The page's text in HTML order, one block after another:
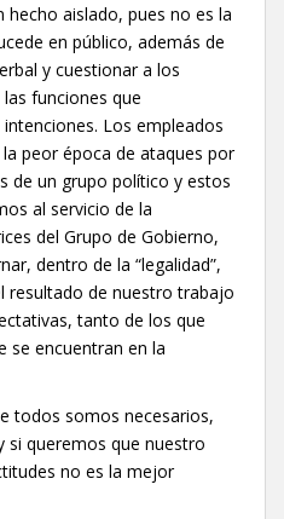
aislado, pues no es la
en público, además de
y cuestionar a los
funciones que
Los empleados
peor época de ataques por
de un grupo político y estos
al servicio de la
del Grupo de Gobierno,
dentro de la “legalidad”,
resultado de nuestro trabajo
tanto de los que
se encuentran en la
todos somos necesarios,
si queremos que nuestro
no es la mejor